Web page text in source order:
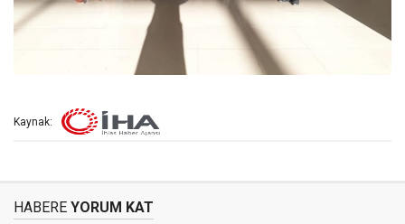
Kaynak:
HABERE YORUM KAT